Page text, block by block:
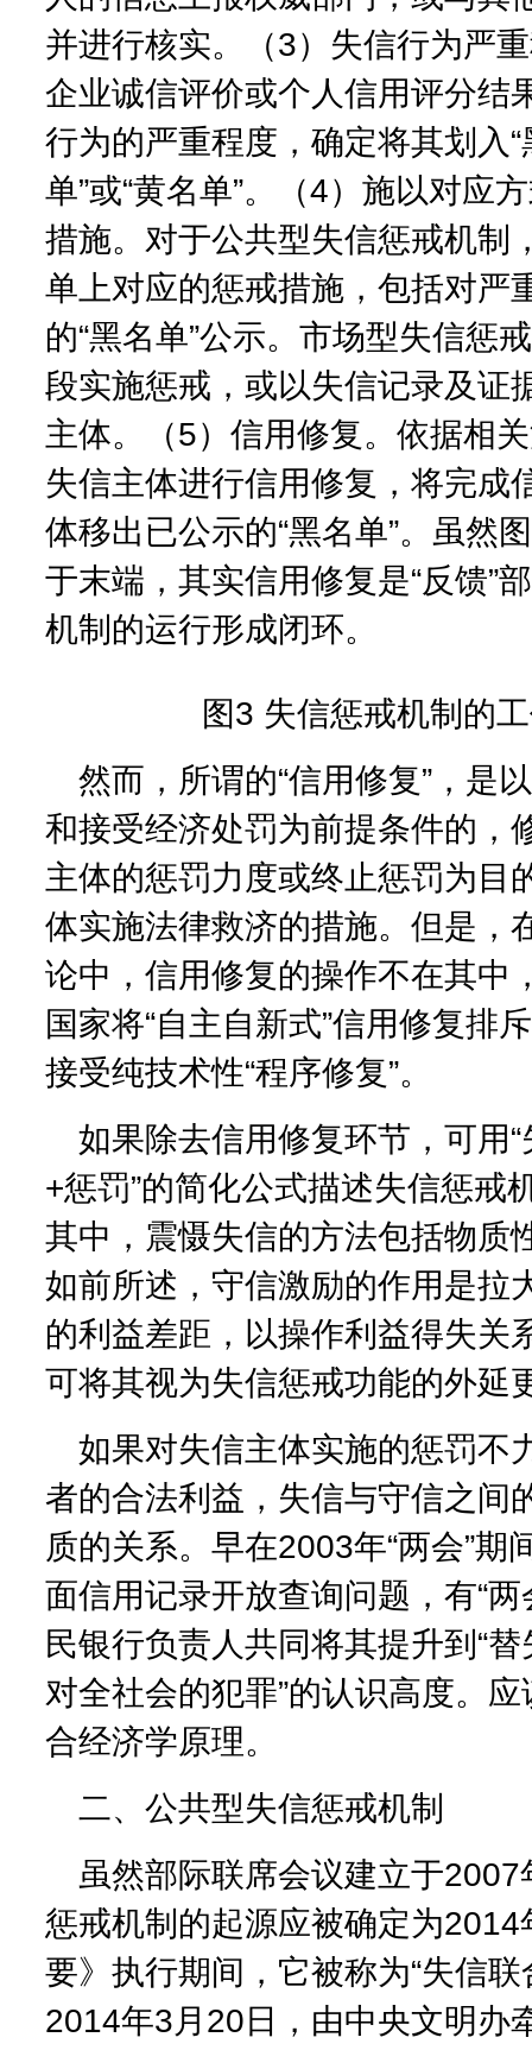
并进行核实。（3）失信行为严
企业诚信评价或个人信用评分结
行为的严重程度，确定将其划入“
单”或“黄名单”。（4）施以对应
措施。对于公共型失信惩戒机制
单上对应的惩戒措施，包括对严
的“黑名单”公示。市场型失信惩
段实施惩戒，或以失信记录及证
主体。（5）信用修复。依据相
失信主体进行信用修复，将完成
体移出已公示的“黑名单”。虽然
于末端，其实信用修复是“反馈”
机制的运行形成闭环。
图3 失信惩戒机制的
然而，所谓的“信用修复”，是
和接受经济处罚为前提条件的，
主体的惩罚力度或终止惩罚为目
体实施法律救济的措施。但是，
论中，信用修复的操作不在其中
国家将“自主自新式”信用修复排
接受纯技术性“程序修复”。
如果除去信用修复环节，可用
+惩罚”的简化公式描述失信惩戒
其中，震慑失信的方法包括物质
如前所述，守信激励的作用是拉
的利益差距，以操作利益得失关
可将其视为失信惩戒功能的外延
如果对失信主体实施的惩罚不
者的合法利益，失信与守信之间
质的关系。早在2003年“两会”期
面信用记录开放查询问题，有“两
民银行负责人共同将其提升到“
对全社会的犯罪”的认识高度。
合经济学原理。
二、公共型失信惩戒机制
虽然部际联席会议建立于
惩戒机制的起源应被确定为2014
要》执行期间，它被称为“失信联
2014年3月20日，由中央文明办